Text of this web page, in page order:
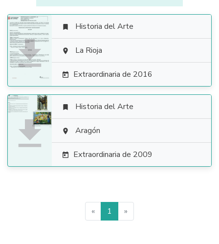

 Historia del Arte
 La Rioja
 Extraordinaria de 2016

 Historia del Arte
 Aragón
 Extraordinaria de 2009
« 1 »